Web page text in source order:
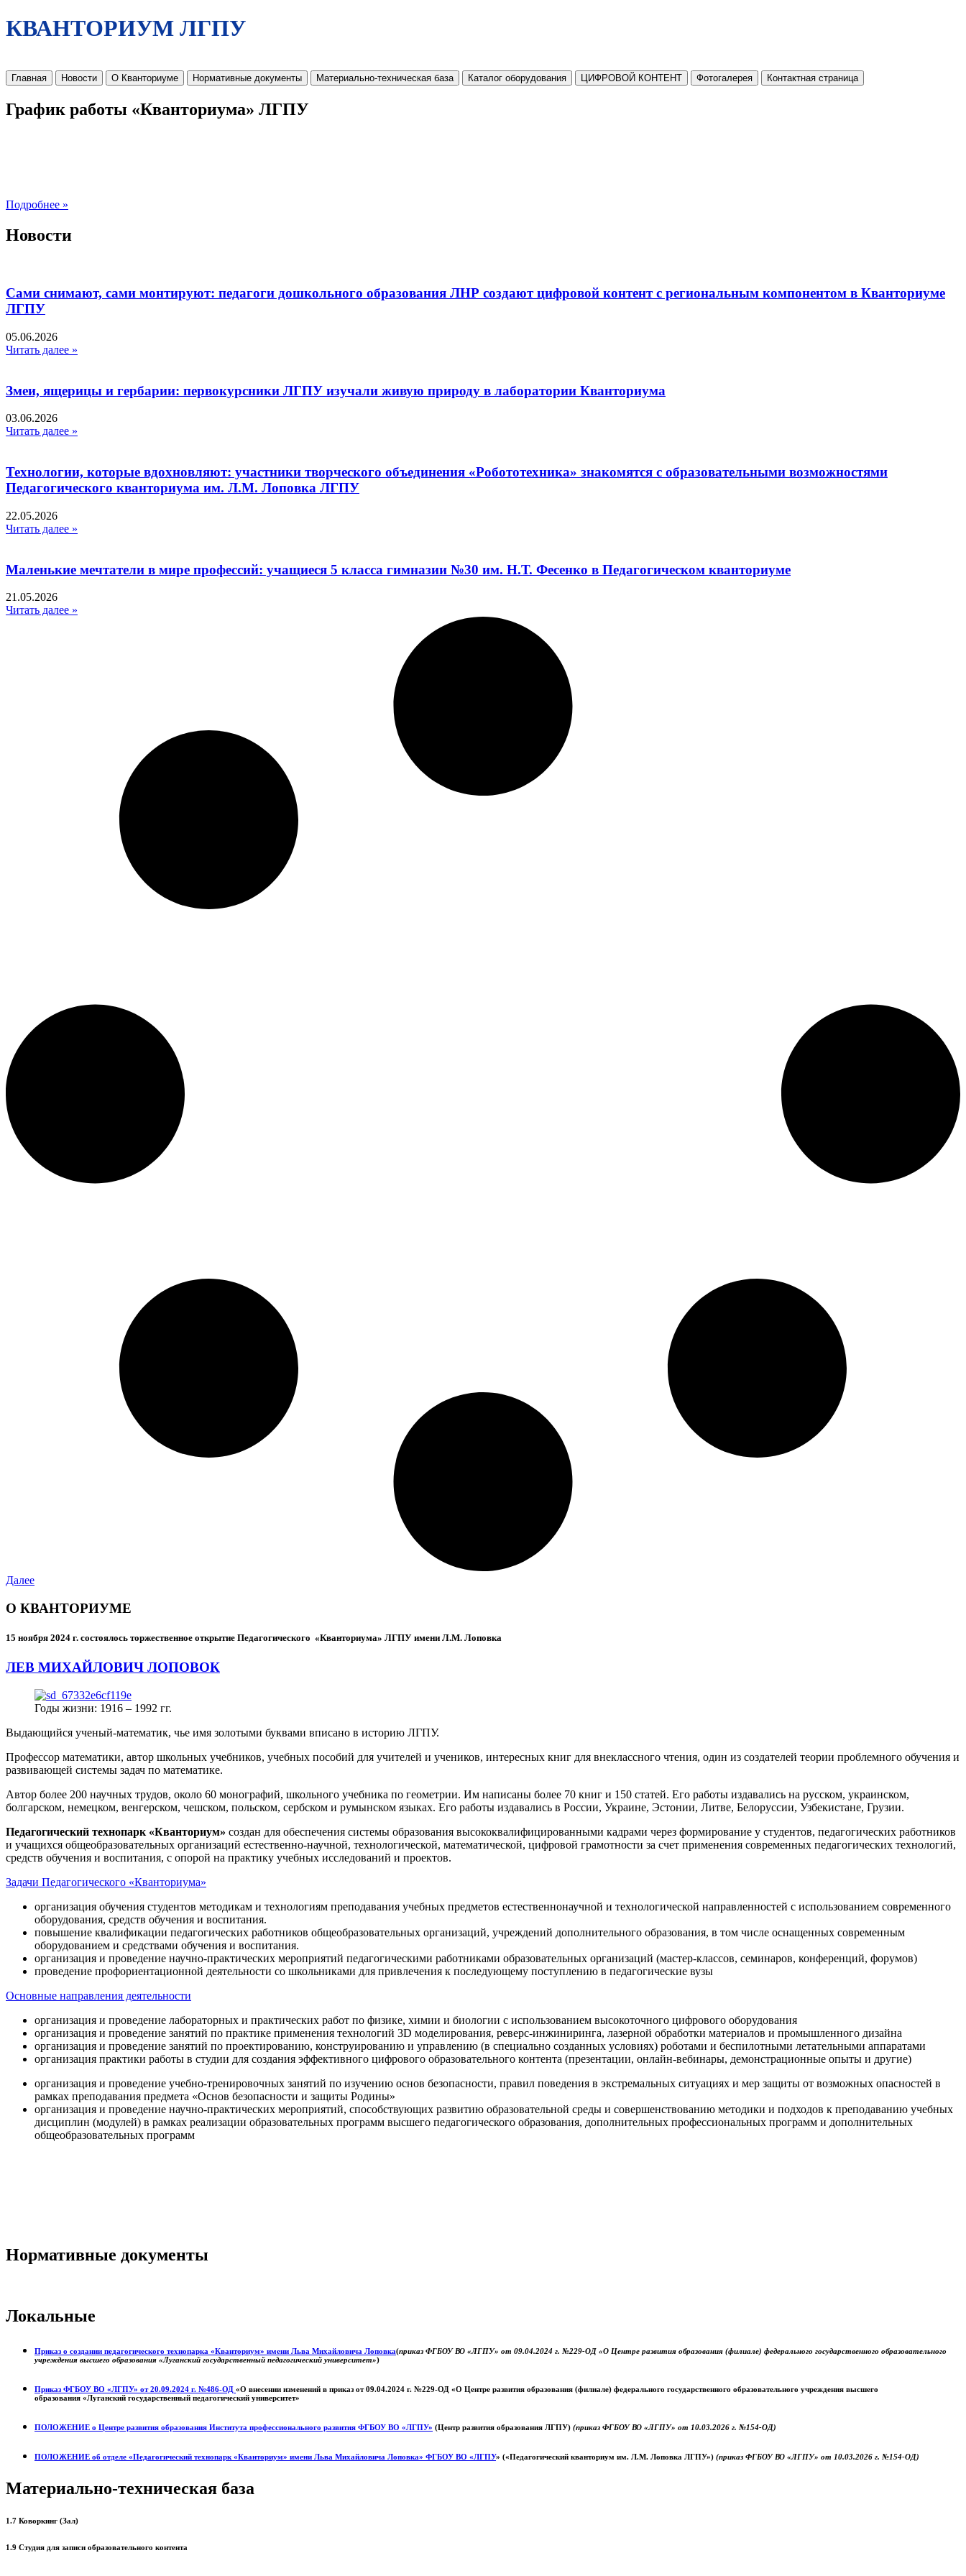
КВАНТОРИУМ ЛГПУ
Главная Новости О Кванториуме Нормативные документы Материально-техническая база Каталог оборудования ЦИФРОВОЙ КОНТЕНТ Фотогалерея Контактная страница
График работы «Кванториума» ЛГПУ
Подробнее »
Новости
Сами снимают, сами монтируют: педагоги дошкольного образования ЛНР создают цифровой контент с региональным компонентом в Кванториуме
ЛГПУ​
05.06.2026
Читать далее »
Змеи, ящерицы и гербарии: первокурсники ЛГПУ изучали живую природу в лаборатории Кванториума
03.06.2026
Читать далее »
Технологии, которые вдохновляют: участники творческого объединения «Робототехника» знакомятся с образовательными возможностями
Педагогического кванториума им. Л.М. Лоповка ЛГПУ
22.05.2026
Читать далее »
Маленькие мечтатели в мире профессий: учащиеся 5 класса гимназии №30 им. Н.Т. Фесенко в Педагогическом кванториуме
21.05.2026
Читать далее »
Далее
О КВАНТОРИУМЕ
15 ноября 2024 г. состоялось торжественное открытие Педагогического «Кванториума» ЛГПУ имени Л.М. Лоповка
ЛЕВ МИХАЙЛОВИЧ ЛОПОВОК
Годы жизни: 1916 – 1992 гг.
Выдающийся ученый-математик, чье имя золотыми буквами вписано в историю ЛГПУ.
Профессор математики, автор школьных учебников, учебных пособий для учителей и учеников, интересных книг для внеклассного чтения, один из создателей теории проблемного обучения и
развивающей системы задач по математике.
Автор более 200 научных трудов, около 60 монографий, школьного учебника по геометрии. Им написаны более 70 книг и 150 статей. Его работы издавались на русском, украинском,
болгарском, немецком, венгерском, чешском, польском, сербском и румынском языках. Его работы издавались в России, Украине, Эстонии, Литве, Белоруссии, Узбекистане, Грузии.
Педагогический технопарк «Кванториум» создан для обеспечения системы образования высококвалифицированными кадрами через формирование у студентов, педагогических работников
и учащихся общеобразовательных организаций естественно-научной, технологической, математической, цифровой грамотности за счет применения современных педагогических технологий,
средств обучения и воспитания, с опорой на практику учебных исследований и проектов.
Задачи Педагогического «Кванториума»
организация обучения студентов методикам и технологиям преподавания учебных предметов естественнонаучной и технологической направленностей с использованием современного
оборудования, средств обучения и воспитания.
повышение квалификации педагогических работников общеобразовательных организаций, учреждений дополнительного образования, в том числе оснащенных современным
оборудованием и средствами обучения и воспитания.
организация и проведение научно-практических мероприятий педагогическими работниками образовательных организаций (мастер-классов, семинаров, конференций, форумов)
проведение профориентационной деятельности со школьниками для привлечения к последующему поступлению в педагогические вузы
Основные направления деятельности
организация и проведение лабораторных и практических работ по физике, химии и биологии с использованием высокоточного цифрового оборудования
организация и проведение занятий по практике применения технологий 3D моделирования, реверс-инжиниринга, лазерной обработки материалов и промышленного дизайна
организация и проведение занятий по проектированию, конструированию и управлению (в специально созданных условиях) роботами и беспилотными летательными аппаратами
организация практики работы в студии для создания эффективного цифрового образовательного контента (презентации, онлайн-вебинары, демонстрационные опыты и другие)
организация и проведение учебно-тренировочных занятий по изучению основ безопасности, правил поведения в экстремальных ситуациях и мер защиты от возможных опасностей в
рамках преподавания предмета «Основ безопасности и защиты Родины»
организация и проведение научно-практических мероприятий, способствующих развитию образовательной среды и совершенствованию методики и подходов к преподаванию учебных
дисциплин (модулей) в рамках реализации образовательных программ высшего педагогического образования, дополнительных профессиональных программ и дополнительных
общеобразовательных программ
Нормативные документы
Локальные
Приказ о создании педагогического технопарка «Кванториум» имени Льва Михайловича Лоповка(приказ ФГБОУ ВО «ЛГПУ» от 09.04.2024 г. №229-ОД «О Центре развития образования (филиале) федерального государственного образовательного
учреждения высшего образования «Луганский государственный педагогический университет»)
Приказ ФГБОУ ВО «ЛГПУ» от 20.09.2024 г. №486-ОД «О внесении изменений в приказ от 09.04.2024 г. №229-ОД «О Центре развития образования (филиале) федерального государственного образовательного учреждения высшего
образования «Луганский государственный педагогический университет»
ПОЛОЖЕНИЕ о Центре развития образования Института профессионального развития ФГБОУ ВО «ЛГПУ» (Центр развития образования ЛГПУ) (приказ ФГБОУ ВО «ЛГПУ» от 10.03.2026 г. №154-ОД)
ПОЛОЖЕНИЕ об отделе «Педагогический технопарк «Кванториум» имени Льва Михайловича Лоповка» ФГБОУ ВО «ЛГПУ» («Педагогический кванториум им. Л.М. Лоповка ЛГПУ») (приказ ФГБОУ ВО «ЛГПУ» от 10.03.2026 г. №154-ОД)
Материально-техническая база
1.7 Коворкинг (Зал)
1.9 Студия для записи образовательного контента